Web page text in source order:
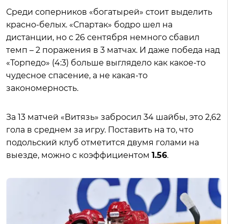
Среди соперников «богатырей» стоит выделить
красно-белых. «Спартак» бодро шел на
дистанции, но с 26 сентября немного сбавил
темп – 2 поражения в 3 матчах. И даже победа над
«Торпедо» (4:3) больше выглядело как какое-то
чудесное спасение, а не какая-то
закономерность.
За 13 матчей «Витязь» забросил 34 шайбы, это 2,62
гола в среднем за игру. Поставить на то, что
подольский клуб отметится двумя голами на
выезде, можно с коэффициентом 1.56.